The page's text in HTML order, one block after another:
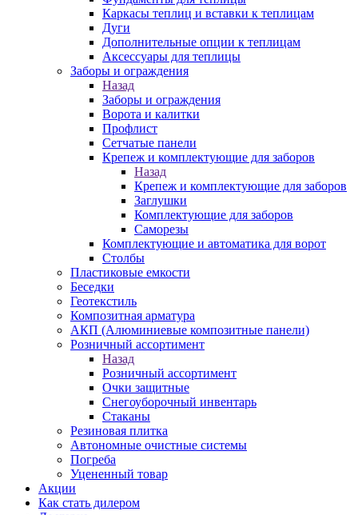
Каркасы теплиц и вставки к теплицам
Дуги
Дополнительные опции к теплицам
Аксессуары для теплицы
Заборы и ограждения
Назад
Заборы и ограждения
Ворота и калитки
Профлист
Сетчатые панели
Крепеж и комплектующие для заборов
Назад
Крепеж и комплектующие для заборов
Заглушки
Комплектующие для заборов
Саморезы
Комплектующие и автоматика для ворот
Столбы
Пластиковые емкости
Беседки
Геотекстиль
Композитная арматура
АКП (Алюминиевые композитные панели)
Розничный ассортимент
Назад
Розничный ассортимент
Очки защитные
Снегоуборочный инвентарь
Стаканы
Резиновая плитка
Автономные очистные системы
Погреба
Уцененный товар
Акции
Как стать дилером